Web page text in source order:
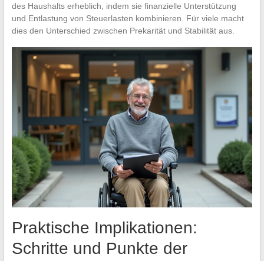
des Haushalts erheblich, indem sie finanzielle Unterstützung
und Entlastung von Steuerlasten kombinieren. Für viele macht
dies den Unterschied zwischen Prekarität und Stabilität aus.
Praktische Implikationen:
Schritte und Punkte der